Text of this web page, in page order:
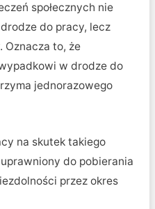
społecznych nie
do pracy, lecz
Oznacza to, że
w drodze do
jednorazowego
na skutek takiego
do pobierania
przez okres